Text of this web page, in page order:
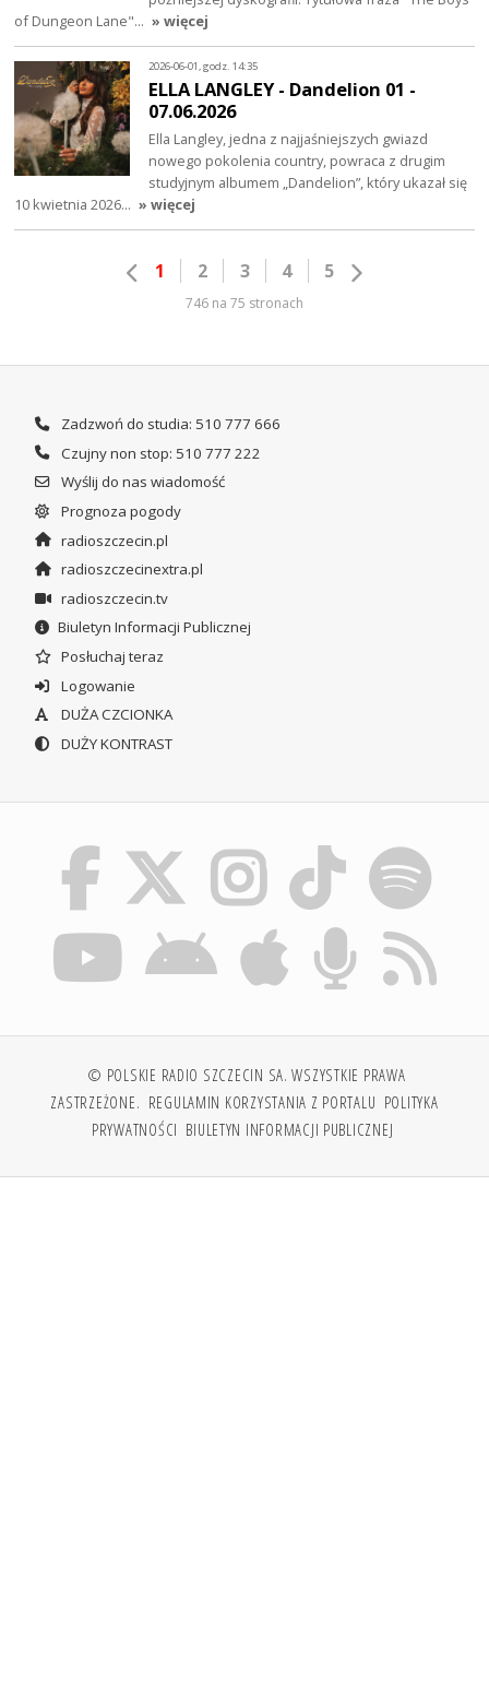
of Dungeon Lane"… » więcej
2026-06-01, godz. 14:35
ELLA LANGLEY - Dandelion 01 -
07.06.2026
Ella Langley, jedna z najjaśniejszych gwiazd
nowego pokolenia country, powraca z drugim
studyjnym albumem „Dandelion”, który ukazał się
10 kwietnia 2026… » więcej
1 2 3 4 5
746 na 75 stronach
Zadzwoń do studia: 510 777 666
Czujny non stop: 510 777 222
Wyślij do nas wiadomość
Prognoza pogody
radioszczecin.pl
radioszczecinextra.pl
radioszczecin.tv
Biuletyn Informacji Publicznej
Posłuchaj teraz
Logowanie
DUŻA CZCIONKA
DUŻY KONTRAST
© POLSKIE RADIO SZCZECIN SA. WSZYSTKIE PRAWA
ZASTRZEŻONE. REGULAMIN KORZYSTANIA Z PORTALU POLITYKA
PRYWATNOŚCI BIULETYN INFORMACJI PUBLICZNEJ